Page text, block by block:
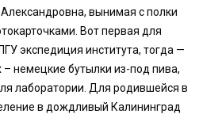
вынимая с полки
Вот первая для
экспедиция института, тогда —
немецкие бутылки из-под пива,
лаборатории. Для родившейся в
в дождливый Калининград